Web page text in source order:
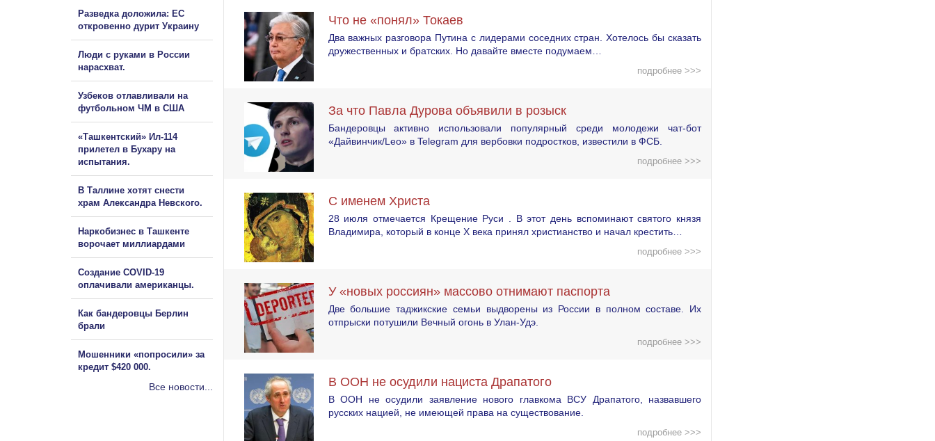
Что не «понял» Токаев
Два важных разговора Путина с лидерами соседних стран. Хотелось бы сказать
дружественных и братских. Но давайте вместе подумаем…
подробнее >>>
За что Павла Дурова объявили в розыск
Бандеровцы активно использовали популярный среди молодежи чат-бот
«Дайвинчик/Leo» в Telegram для вербовки подростков, известили в ФСБ.
подробнее >>>
С именем Христа
28 июля отмечается Крещение Руси . В этот день вспоминают святого князя
Владимира, который в конце X века принял христианство и начал крестить…
подробнее >>>
У «новых россиян» массово отнимают паспорта
Две большие таджикские семьи выдворены из России в полном составе. Их
отпрыски потушили Вечный огонь в Улан-Удэ.
подробнее >>>
В ООН не осудили нациста Драпатого
В ООН не осудили заявление нового главкома ВСУ Драпатого, назвавшего
русских нацией, не имеющей права на существование.
подробнее >>>
Разведка доложила: ЕС
откровенно дурит Украину
Люди с руками в России
нарасхват.
Узбеков отлавливали на
футбольном ЧМ в США
«Ташкентский» Ил-114
прилетел в Бухару на
испытания.
В Таллине хотят снести
храм Александра Невского.
Наркобизнес в Ташкенте
ворочает миллиардами
Создание COVID-19
оплачивали американцы.
Как бандеровцы Берлин
брали
Мошенники «попросили» за
кредит $420 000.
Все новости...